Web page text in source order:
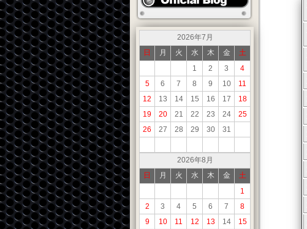
2026年7月
日
月 火 水 木 金
土
1
2 3
4
5
6 7 8 9 10
11
12
13 14 15 16 17
18
19
20 21 22 23 24
25
26
27 28 29 30 31
2026年8月
日
月 火 水 木 金
土
1
2
3 4 5 6 7
8
9
10 11 12 13 14
15